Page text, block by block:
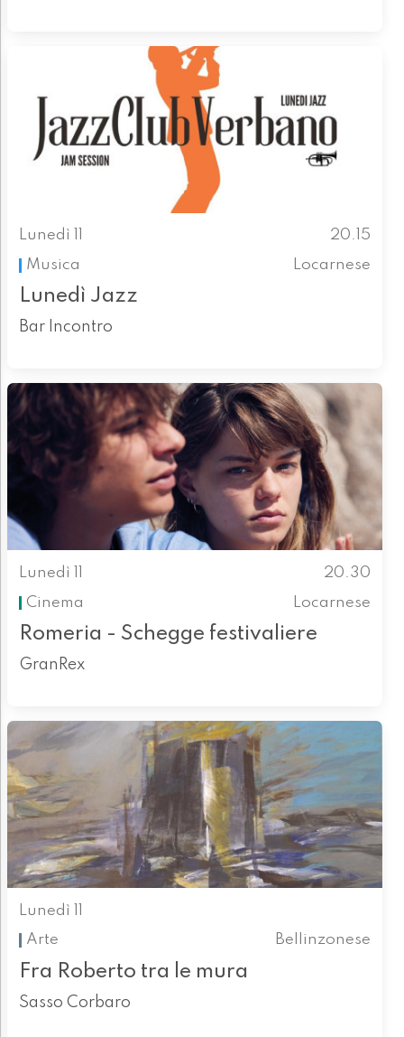
Lunedì 11
20.15
Musica
Locarnese
Lunedì Jazz
Bar Incontro
Lunedì 11
20.30
Cinema
Locarnese
Romeria - Schegge festivaliere
GranRex
Lunedì 11
Arte
Bellinzonese
Fra Roberto tra le mura
Sasso Corbaro